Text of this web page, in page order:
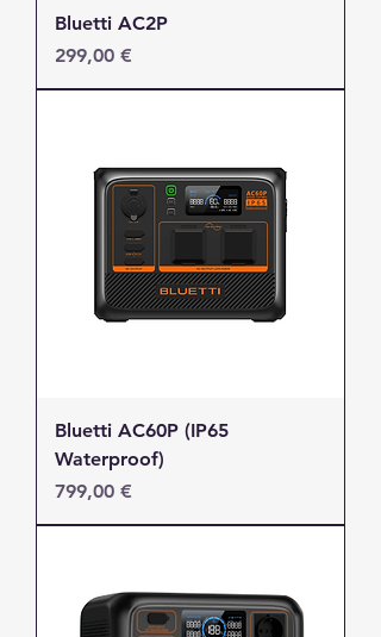
Bluetti AC2P
Τιμή
299,00 €
Bluetti AC60P (IP65
Waterproof)
Τιμή
799,00 €